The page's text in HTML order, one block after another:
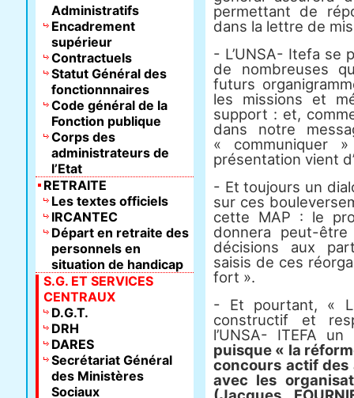
permettant de
dans la lettre de
- L’UNSA- Itefa se
de nombreuses
futurs
les missions et
support : et,
dans notre
« communiquer
présentation vient
- Et toujours un
sur ces
cette MAP : le
donnera peut-
décisions aux
saisis de ces
fort ».
- Et pourtant, «
constructif et
l’UNSA- ITEFA
puisque « la
concours actif des
avec les
Administratifs
Encadrement
supérieur
Contractuels
Statut Général des
fonctionnnaires
Code général de la
Fonction publique
Corps des
administrateurs de
l’Etat
RETRAITE
Les textes officiels
IRCANTEC
Départ en retraite des
personnels en
situation de handicap
S.G. ET SERVICES
CENTRAUX
D.G.T.
DRH
DARES
Secrétariat Général
des Ministères
Sociaux